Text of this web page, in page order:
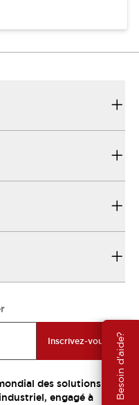
Besoin d'aide?
Inscrivez-vous
des solutions
engagé à